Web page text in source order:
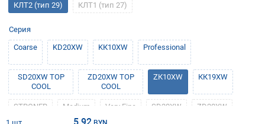
КЛТ2 (тип 29)
КЛТ1 (тип 27)
Серия
Coarse
KD20XW KК10XW Professional
SD20XW TOP
COOL
ZD20XW TOP
COOL
ZК10XW КК19XW
STRONER Medium Very Fine SD20XW ZD20XW